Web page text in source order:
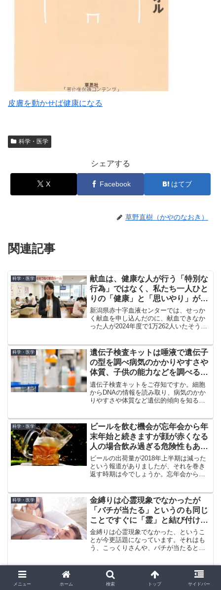
皮膚を動かせば健康になる
科学・医学
シェアする
X Facebook はてブ
草野直樹（かやのなおき）
関連記事
科学・医学
献血は、健康な人が行う「特別な
行為」ではなく、私たち一人ひと
りの「健康」と「思いやり」が繋
がっていく、壮大な「命のリレ
ー」
新潟県赤十字血液センターでは、せっか
く献血を申し込んだのに、献血できなか
った人が2024年度で1万262人いたそうで
のです。
科学・医学
遺伝子検査キットは唾液で遺伝子
の型を調べ病気のかかりやすさや
体質、子供の能力などを調べるこ
とに期待されています
遺伝子検査キットをご存知ですか。細胞
からDNAの情報を読み取り、病気のかか
りやすさや体質など遺伝的傾向を知るた
痩せる体質かどうかを明らかにしようと
利用されています。
科学・医学
ビールを飲む機会が忘年会から年
末年始と続きますが顔が赤くなる
人の場合飲み過ぎる危険性もあり
飲み過ぎに注意です
ビールの出荷量が2018年上半期は減った
という報道がありましたが、それを巻き
返す時期は今でしょうか。忘年会から年
意！……といいます。今回はそのことを
一言いたしましょう。
科学・医学
金縛りは心霊現象でなかったが
「バチが当たる」というのも同じ
ことですぐに「霊」と結び付けず
に冷静に考えるべきこと
金縛りは心霊現象でなかった、というこ
とが今更話題になっています。それはも
う、こっくりさんや、バチが当たるとい
付けずに冷静に考えるべきことです。金
縛りの原因は生活習慣からくると指摘さ
れています。
科学・医学
食品添加物。何か「体に悪いも
の」というイメージを持つ人ます
メニュー ホーム 検索 トップ サイドバー